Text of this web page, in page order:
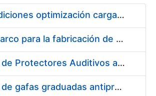
Pliego condiciones optimización cargas compras firmado
Acuerdo marco para la fabricación de piezas
Suministro de Protectores Auditivos a medida para las personas trabajadoras de los Centros de Trabajo de Madrid y Burgos
Suministro de gafas graduadas antiproyecciones para los trabajadores de la FNMT-RCM en los centros de trabajo de Madrid y Burgos